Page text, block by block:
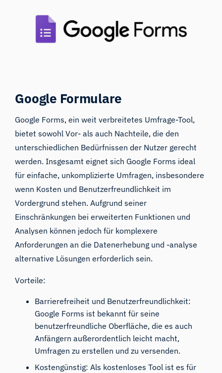
Google Formulare
Google Forms, ein weit verbreitetes Umfrage-Tool,
bietet sowohl Vor- als auch Nachteile, die den
unterschiedlichen Bedürfnissen der Nutzer gerecht
werden. Insgesamt eignet sich Google Forms ideal
für einfache, unkomplizierte Umfragen, insbesondere
wenn Kosten und Benutzerfreundlichkeit im
Vordergrund stehen. Aufgrund seiner
Einschränkungen bei erweiterten Funktionen und
Analysen können jedoch für komplexere
Anforderungen an die Datenerhebung und -analyse
alternative Lösungen erforderlich sein.
Vorteile:
Barrierefreiheit und Benutzerfreundlichkeit:
Google Forms ist bekannt für seine
benutzerfreundliche Oberfläche, die es auch
Anfängern außerordentlich leicht macht,
Umfragen zu erstellen und zu versenden.
Kostengünstig: Als kostenloses Tool ist es für